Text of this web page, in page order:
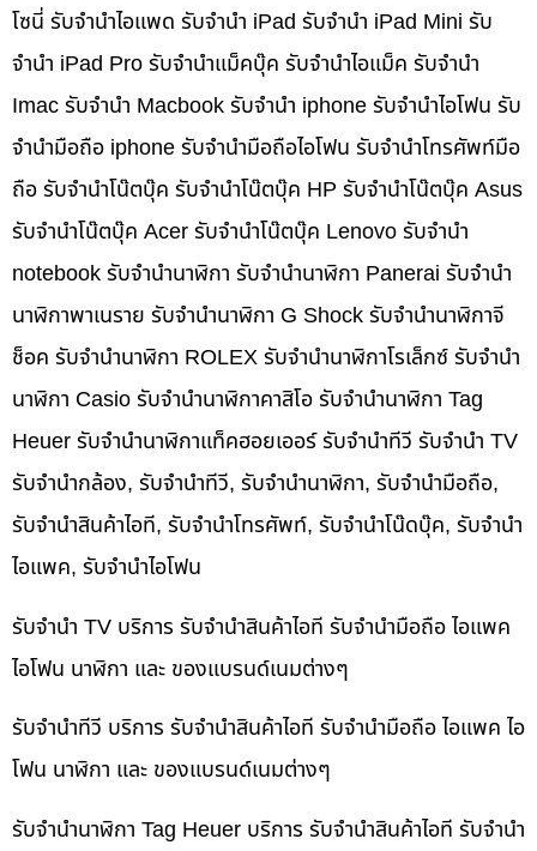
โซนี่ รับจำนำไอแพด รับจำนำ iPad รับจำนำ iPad Mini รับ
จำนำ iPad Pro รับจำนำแม็คบุ๊ค รับจำนำไอแม็ค รับจำนำ
Imac รับจำนำ Macbook รับจำนำ iphone รับจำนำไอโฟน รับ
จำนำมือถือ iphone รับจำนำมือถือไอโฟน รับจำนำโทรศัพท์มือ
ถือ รับจำนำโน๊ตบุ๊ค รับจำนำโน๊ตบุ๊ค HP รับจำนำโน๊ตบุ๊ค Asus
รับจำนำโน๊ตบุ๊ค Acer รับจำนำโน๊ตบุ๊ค Lenovo รับจำนำ
notebook รับจำนำนาฬิกา รับจำนำนาฬิกา Panerai รับจำนำ
นาฬิกาพาเนราย รับจำนำนาฬิกา G Shock รับจำนำนาฬิกาจี
ช็อค รับจำนำนาฬิกา ROLEX รับจำนำนาฬิกาโรเล็กซ์ รับจำนำ
นาฬิกา Casio รับจำนำนาฬิกาคาสิโอ รับจำนำนาฬิกา Tag
Heuer รับจำนำนาฬิกาแท็คฮอยเออร์ รับจำนำทีวี รับจำนำ TV
รับจำนำกล้อง, รับจำนำทีวี, รับจำนำนาฬิกา, รับจำนำมือถือ,
รับจำนำสินค้าไอที, รับจำนำโทรศัพท์, รับจำนำโน๊ดบุ๊ค, รับจำนำ
ไอแพค, รับจำนำไอโฟน
รับจำนำ TV บริการ รับจำนำสินค้าไอที รับจำนำมือถือ ไอแพค
ไอโฟน นาฬิกา และ ของแบรนด์เนมต่างๆ
รับจำนำทีวี บริการ รับจำนำสินค้าไอที รับจำนำมือถือ ไอแพค ไอ
โฟน นาฬิกา และ ของแบรนด์เนมต่างๆ
รับจำนำนาฬิกา Tag Heuer บริการ รับจำนำสินค้าไอที รับจำนำ